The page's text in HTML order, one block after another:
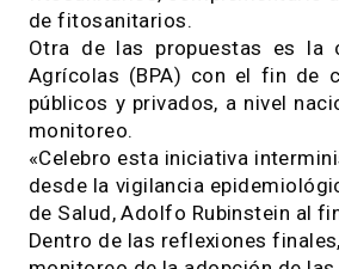
públicas adecuadas sino
de la agricultura para el
capacidades es
El grupo de trabajo
mediados de julio, para
representantes del
informe final para discusión
Dentro de las iniciativas
fitosanitarios,